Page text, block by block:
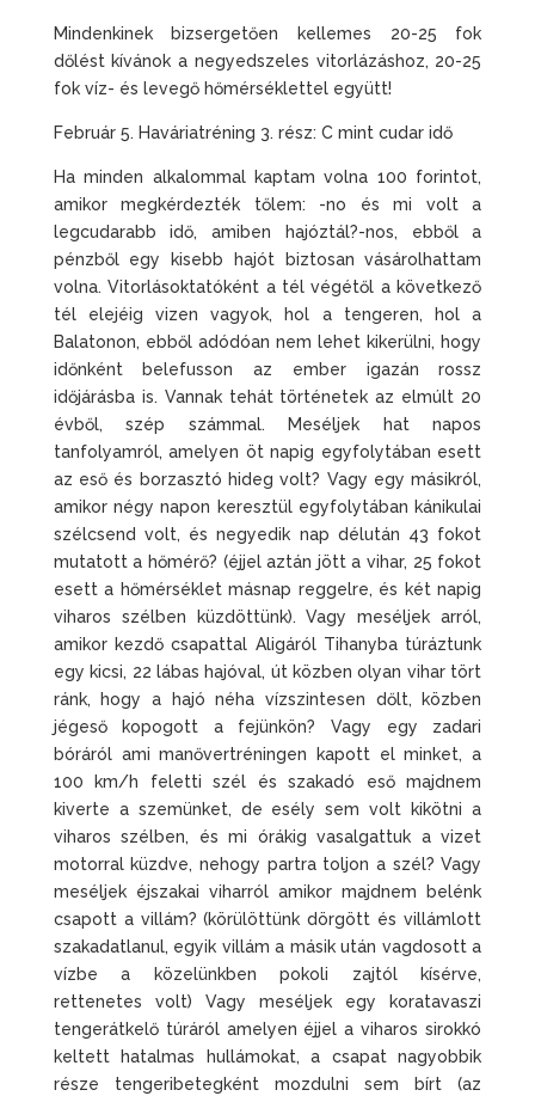
Mindenkinek bizsergetően kellemes 20-25 fok
dőlést kívánok a negyedszeles vitorlázáshoz, 20-25
fok víz- és levegő hőmérséklettel együtt!
Február 5. Haváriatréning 3. rész: C mint cudar idő
Ha minden alkalommal kaptam volna 100 forintot,
amikor megkérdezték tőlem: -no és mi volt a
legcudarabb idő, amiben hajóztál?-nos, ebből a
pénzből egy kisebb hajót biztosan vásárolhattam
volna. Vitorlásoktatóként a tél végétől a következő
tél elejéig vizen vagyok, hol a tengeren, hol a
Balatonon, ebből adódóan nem lehet kikerülni, hogy
időnként belefusson az ember igazán rossz
időjárásba is. Vannak tehát történetek az elmúlt 20
évből, szép számmal. Meséljek hat napos
tanfolyamról, amelyen öt napig egyfolytában esett
az eső és borzasztó hideg volt? Vagy egy másikról,
amikor négy napon keresztül egyfolytában kánikulai
szélcsend volt, és negyedik nap délután 43 fokot
mutatott a hőmérő? (éjjel aztán jött a vihar, 25 fokot
esett a hőmérséklet másnap reggelre, és két napig
viharos szélben küzdöttünk). Vagy meséljek arról,
amikor kezdő csapattal Aligáról Tihanyba túráztunk
egy kicsi, 22 lábas hajóval, út közben olyan vihar tört
ránk, hogy a hajó néha vízszintesen dőlt, közben
jégeső kopogott a fejünkön? Vagy egy zadari
bóráról ami manővertréningen kapott el minket, a
100 km/h feletti szél és szakadó eső majdnem
kiverte a szemünket, de esély sem volt kikötni a
viharos szélben, és mi órákig vasalgattuk a vizet
motorral küzdve, nehogy partra toljon a szél? Vagy
meséljek éjszakai viharról amikor majdnem belénk
csapott a villám? (körülöttünk dörgött és villámlott
szakadatlanul, egyik villám a másik után vagdosott a
vízbe a közelünkben pokoli zajtól kísérve,
rettenetes volt) Vagy meséljek egy koratavaszi
tengerátkelő túráról amelyen éjjel a viharos sirokkó
keltett hatalmas hullámokat, a csapat nagyobbik
része tengeribetegként mozdulni sem bírt (az